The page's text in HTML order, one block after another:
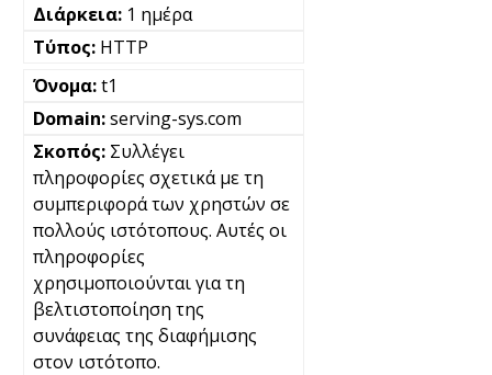
1 ημέρα
HTTP
t1
serving-sys.com
Συλλέγει
πληροφορίες σχετικά με τη
συμπεριφορά των χρηστών σε
πολλούς ιστότοπους. Αυτές οι
πληροφορίες
χρησιμοποιούνται για τη
βελτιστοποίηση της
συνάφειας της διαφήμισης
στον ιστότοπο.